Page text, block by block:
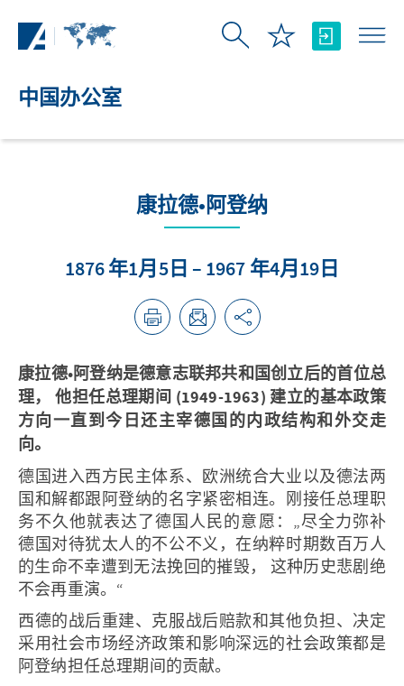
中国办公室
康拉德•阿登纳
1876 年1月5日 – 1967 年4月19日
康拉德•阿登纳是德意志联邦共和国创立后的首位总
理， 他担任总理期间 (1949-1963) 建立的基本政策
方向一直到今日还主宰德国的内政结构和外交走
向。
德国进入西方民主体系、欧洲统合大业以及德法两
国和解都跟阿登纳的名字紧密相连。刚接任总理职
务不久他就表达了德国人民的意愿：„尽全力弥补
德国对待犹太人的不公不义，在纳粹时期数百万人
的生命不幸遭到无法挽回的摧毁， 这种历史悲剧绝
不会再重演。“
西德的战后重建、克服战后赔款和其他负担、决定
采用社会市场经济政策和影响深远的社会政策都是
阿登纳担任总理期间的贡献。